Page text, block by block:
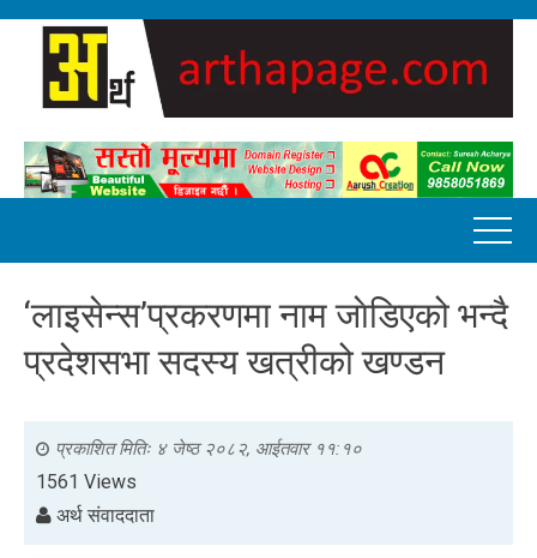
‘लाइसेन्स’प्रकरणमा नाम जाेडिएको भन्दै
प्रदेशसभा सदस्य खत्रीको खण्डन
प्रकाशित मितिः ४ जेष्ठ २०८२, आईतवार ११:१०
1561 Views
अर्थ संवाददाता